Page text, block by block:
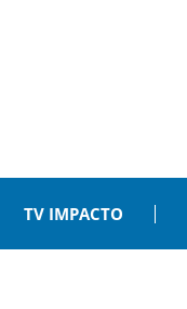
TV IMPACTO